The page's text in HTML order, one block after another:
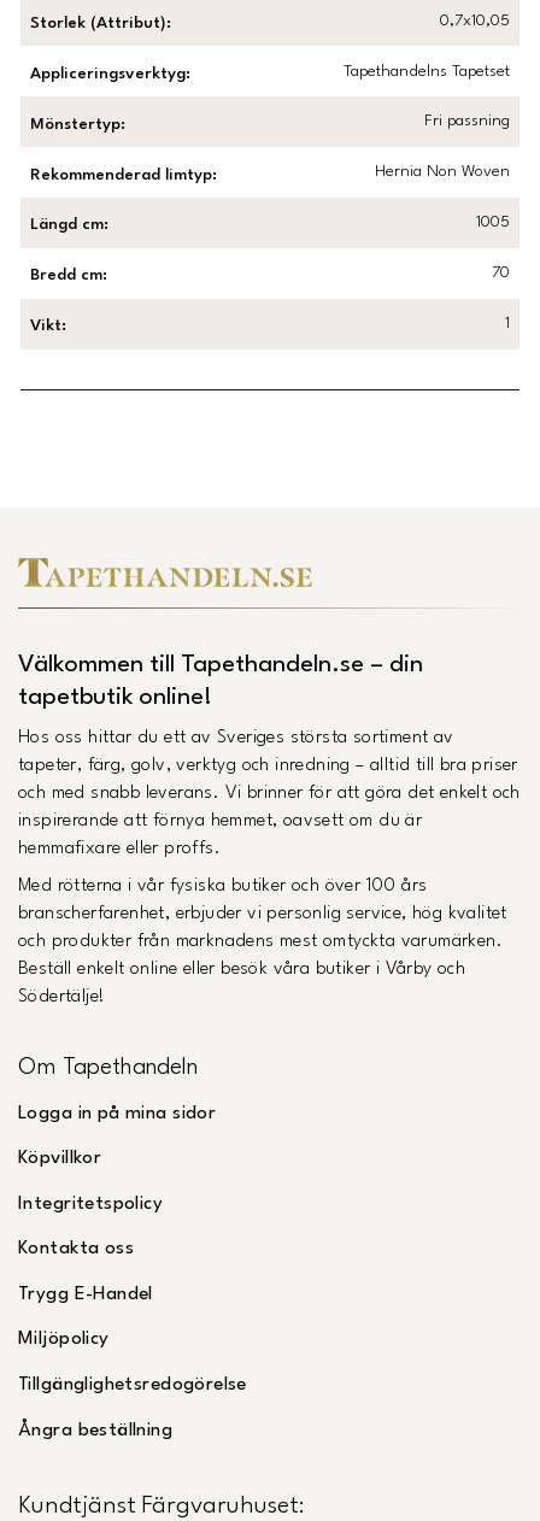
Storlek (Attribut): 0,7x10,05
Appliceringsverktyg: Tapethandelns Tapetset
Mönstertyp: Fri passning
Rekommenderad limtyp: Hernia Non Woven
Längd cm: 1005
Bredd cm: 70
Vikt: 1
Välkommen till Tapethandeln.se – din
tapetbutik online!
Hos oss hittar du ett av Sveriges största sortiment av
tapeter, färg, golv, verktyg och inredning – alltid till bra priser
och med snabb leverans. Vi brinner för att göra det enkelt och
inspirerande att förnya hemmet, oavsett om du är
hemmafixare eller proffs.
Med rötterna i vår fysiska butiker och över 100 års
branscherfarenhet, erbjuder vi personlig service, hög kvalitet
och produkter från marknadens mest omtyckta varumärken.
Beställ enkelt online eller besök våra butiker i Vårby och
Södertälje!
Om Tapethandeln
Logga in på mina sidor
Köpvillkor
Integritetspolicy
Kontakta oss
Trygg E-Handel
Miljöpolicy
Tillgänglighetsredogörelse
Ångra beställning
Kundtjänst Färgvaruhuset: